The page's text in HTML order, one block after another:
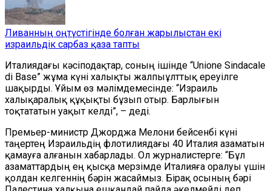
Ливанның оңтүстігінде болған жарылыстан екі
израильдік сарбаз қаза тапты
Италиядағы кәсіподақтар, соның ішінде “Unione Sindacale
di Base” жұма күні халықты жалпыұлттық ереуілге
шақырды. Ұйым өз мәлімдемесінде: “Израиль
халықаралық құқықты бұзып отыр. Барлығын
тоқтататын уақыт келді”, – деді.
Премьер-министр Джорджа Мелони бейсенбі күні
таңертең Израильдің флотилиядағы 40 Италия азаматын
қамауға алғанын хабарлады. Ол журналистерге: “Бұл
азаматтардың ең қысқа мерзімде Италияға оралуы үшін
қолдан келгеннің бәрін жасаймыз. Бірақ осының бәрі